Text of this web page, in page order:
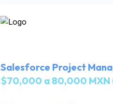
Salesforce Project
$70,000 a 80,000 MXN